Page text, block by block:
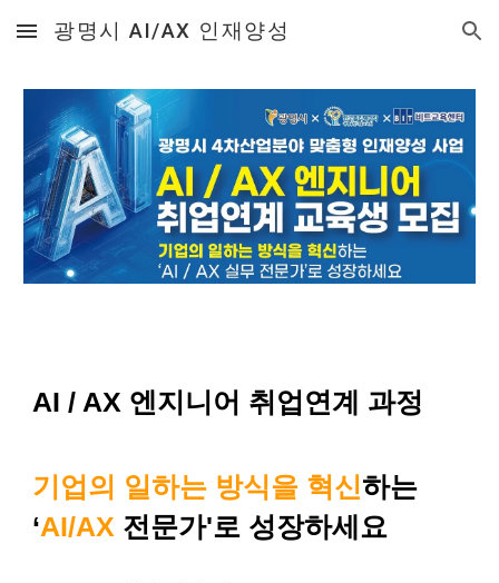
Skip to main content Skip to navigation
광명시 AI/AX 인재양성
AI / AX 엔지니어 취업연계 과정
기업의 일하는 방식을 혁신하는
‘AI/AX 전문가'로 성장하세요